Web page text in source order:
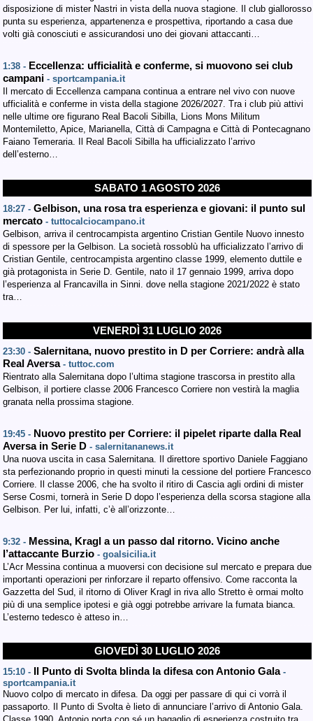
disposizione di mister Nastri in vista della nuova stagione. Il club giallorosso
punta su esperienza, appartenenza e prospettiva, riportando a casa due
volti già conosciuti e assicurandosi uno dei giovani attaccanti…
1:38 - Eccellenza: ufficialità e conferme, si muovono sei club
campani - sportcampania.it
Il mercato di Eccellenza campana continua a entrare nel vivo con nuove
ufficialità e conferme in vista della stagione 2026/2027. Tra i club più attivi
nelle ultime ore figurano Real Bacoli Sibilla, Lions Mons Militum
Montemiletto, Apice, Marianella, Città di Campagna e Città di Pontecagnano
Faiano Temeraria. Il Real Bacoli Sibilla ha ufficializzato l’arrivo
dell’esterno…
SABATO 1 AGOSTO 2026
18:27 - Gelbison, una rosa tra esperienza e giovani: il punto sul
mercato - tuttocalciocampano.it
Gelbison, arriva il centrocampista argentino Cristian Gentile Nuovo innesto
di spessore per la Gelbison. La società rossoblù ha ufficializzato l’arrivo di
Cristian Gentile, centrocampista argentino classe 1999, elemento duttile e
già protagonista in Serie D. Gentile, nato il 17 gennaio 1999, arriva dopo
l’esperienza al Francavilla in Sinni. dove nella stagione 2021/2022 è stato
tra…
VENERDÌ 31 LUGLIO 2026
23:30 - Salernitana, nuovo prestito in D per Corriere: andrà alla
Real Aversa - tuttoc.com
Rientrato alla Salernitana dopo l’ultima stagione trascorsa in prestito alla
Gelbison, il portiere classe 2006 Francesco Corriere non vestirà la maglia
granata nella prossima stagione.
19:45 - Nuovo prestito per Corriere: il pipelet riparte dalla Real
Aversa in Serie D - salernitananews.it
Una nuova uscita in casa Salernitana. Il direttore sportivo Daniele Faggiano
sta perfezionando proprio in questi minuti la cessione del portiere Francesco
Corriere. Il classe 2006, che ha svolto il ritiro di Cascia agli ordini di mister
Serse Cosmi, tornerà in Serie D dopo l’esperienza della scorsa stagione alla
Gelbison. Per lui, infatti, c’è all’orizzonte…
9:32 - Messina, Kragl a un passo dal ritorno. Vicino anche
l’attaccante Burzio - goalsicilia.it
L’Acr Messina continua a muoversi con decisione sul mercato e prepara due
importanti operazioni per rinforzare il reparto offensivo. Come racconta la
Gazzetta del Sud, il ritorno di Oliver Kragl in riva allo Stretto è ormai molto
più di una semplice ipotesi e già oggi potrebbe arrivare la fumata bianca.
L’esterno tedesco è atteso in…
GIOVEDÌ 30 LUGLIO 2026
15:10 - Il Punto di Svolta blinda la difesa con Antonio Gala -
sportcampania.it
Nuovo colpo di mercato in difesa. Da oggi per passare di qui ci vorrà il
passaporto. Il Punto di Svolta è lieto di annunciare l’arrivo di Antonio Gala.